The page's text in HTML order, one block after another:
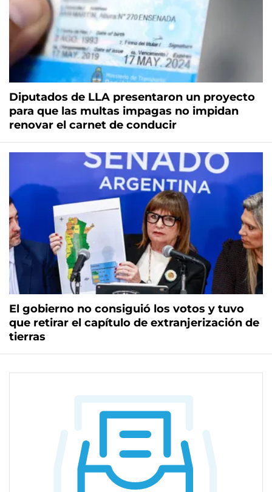
Diputados de LLA presentaron un proyecto
para que las multas impagas no impidan
renovar el carnet de conducir
El gobierno no consiguió los votos y tuvo
que retirar el capítulo de extranjerización de
tierras